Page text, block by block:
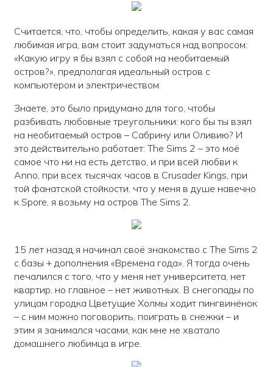
Считается, что, чтобы определить, какая у вас самая
любимая игра, вам стоит задуматься над вопросом:
«Какую игру я бы взял с собой на необитаемый
остров?», предполагая идеальный остров с
компьютером и электричеством.
Знаете, это было придумано для того, чтобы
разбивать любовные треугольники: кого бы ты взял
на необитаемый остров – Сабрину или Оливию? И
это действительно работает: The Sims 2 – это моё
самое что ни на есть детство, и при всей любви к
Anno, при всех тысячах часов в Crusader Kings, при
той фанатской стойкости, что у меня в душе навечно
к Spore, я возьму на остров The Sims 2.
15 лет назад я начинал своё знакомство с The Sims 2
с базы + дополнения «Времена года». Я тогда очень
печалился с того, что у меня нет университета, нет
квартир, но главное – нет животных. В снегопады по
улицам городка Цветущие Холмы ходит пингвинёнок
– с ним можно поговорить, поиграть в снежки – и
этим я занимался часами, как мне не хватало
домашнего любимца в игре.